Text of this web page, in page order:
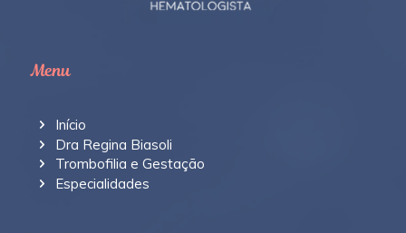
Menu
Início
Dra Regina Biasoli
Trombofilia e Gestação
Especialidades